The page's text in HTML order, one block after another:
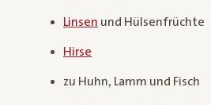
Linsen und Hülsenfrüchte
Hirse
zu Huhn, Lamm und Fisch